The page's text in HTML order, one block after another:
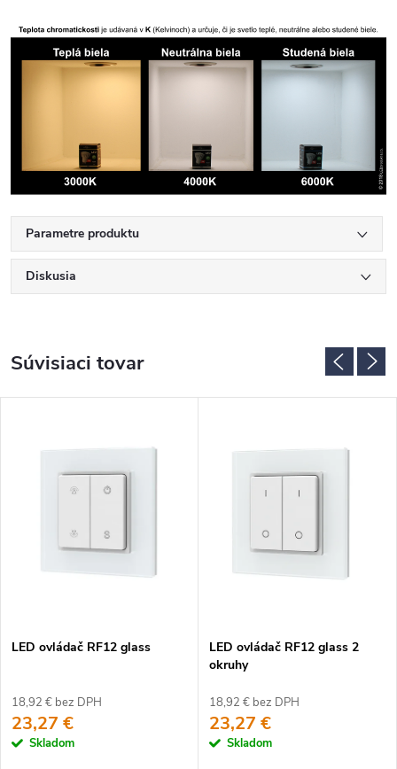
Parametre produktu
Diskusia
Súvisiaci tovar
LED ovládač RF12 glass
18,92 € bez DPH
23,27 €
Skladom
LED ovládač RF12 glass 2
okruhy
18,92 € bez DPH
23,27 €
Skladom